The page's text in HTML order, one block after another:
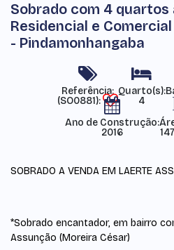
Sobrado com 4 quartos
Residencial e
- Pindamonhangaba
Referência:
(SO0881)
4
Ano de Construção:
2016
SOBRADO A VENDA EM LAERTE
*Sobrado encantador, em bairro
Assunção (Moreira César)